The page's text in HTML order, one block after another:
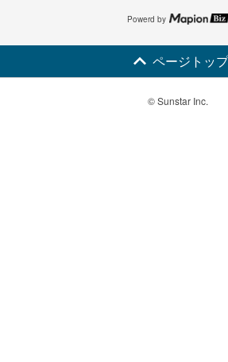
Powerd by
ページトップ
© Sunstar Inc.